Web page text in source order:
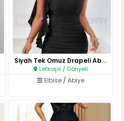
Siyah Tek Omuz Drapeli Abiye E..
Lefkoşa / Gönyeli
Elbise /Abiye